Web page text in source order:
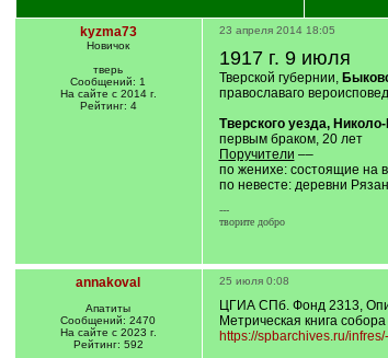
kyzma73
Новичок
тверь
Сообщений: 1
На сайте с 2014 г.
Рейтинг: 4
23 апреля 2014 18:05
1917 г. 9 июля
Тверской губернии,
православаго
Тверского уезда,
первым браком, 20 лет
Поручители ––
по женихе: состоящие на
по невесте: деревни
---
творите добро
annakoval
Апатиты
Сообщений: 2470
На сайте с 2023 г.
Рейтинг: 592
25 июля 0:08
ЦГИА СПб. Фонд 2313,
Метрическая книга
https://spbarchives.ru/